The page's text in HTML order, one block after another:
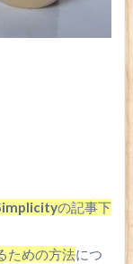
implicityの記事下
ための方法につ